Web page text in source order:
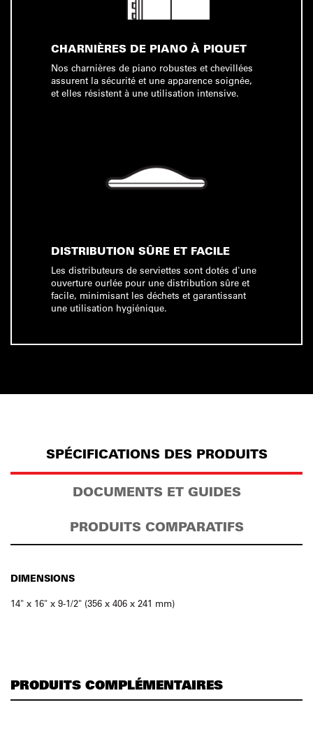
CHARNIÈRES DE PIANO À PIQUET
Nos charnières de piano robustes et chevillées
assurent la sécurité et une apparence soignée,
et elles résistent à une utilisation intensive.
DISTRIBUTION SÛRE ET FACILE
Les distributeurs de serviettes sont dotés d'une
ouverture ourlée pour une distribution sûre et
facile, minimisant les déchets et garantissant
une utilisation hygiénique.
SPÉCIFICATIONS DES PRODUITS
DOCUMENTS ET GUIDES
PRODUITS COMPARATIFS
DIMENSIONS
14" x 16" x 9-1/2" (356 x 406 x 241 mm)
PRODUITS COMPLÉMENTAIRES